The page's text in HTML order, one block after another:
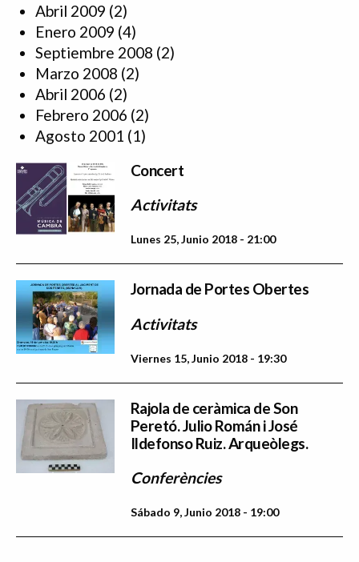
Abril 2009 (2)
Enero 2009 (4)
Septiembre 2008 (2)
Marzo 2008 (2)
Abril 2006 (2)
Febrero 2006 (2)
Agosto 2001 (1)
Concert
Activitats
Lunes 25, Junio 2018 - 21:00
Jornada de Portes Obertes
Activitats
Viernes 15, Junio 2018 - 19:30
Rajola de ceràmica de Son
Peretó. Julio Román i José
Ildefonso Ruiz. Arqueòlegs.
Conferències
Sábado 9, Junio 2018 - 19:00